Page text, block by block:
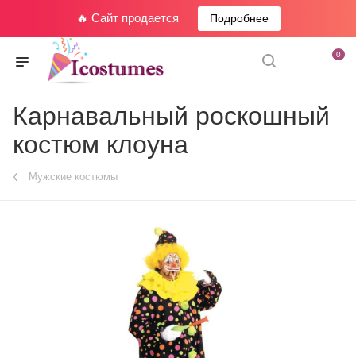
🔥 Сайт продается Подробнее
0
Карнавальный роскошный
костюм клоуна
Мужские костюмы